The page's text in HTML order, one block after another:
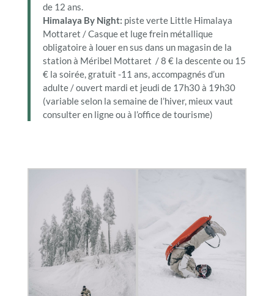
de 12 ans.
Himalaya By Night: piste verte Little Himalaya
Mottaret / Casque et luge frein métallique
obligatoire à louer en sus dans un magasin de la
station à Méribel Mottaret / 8 €la descenteou 15
€la soirée, gratuit -11 ans, accompagnés d’un
adulte / ouvert mardi et jeudi de 17h30 à 19h30
(variable selon la semaine de l’hiver, mieux vaut
consulter en ligne ou à l’office de tourisme)